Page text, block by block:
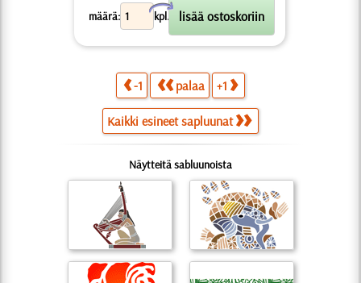
määrä: kpl.
X
-1 palaa +1
Kaikki esineet sapluunat
Näytteitä sabluunoista